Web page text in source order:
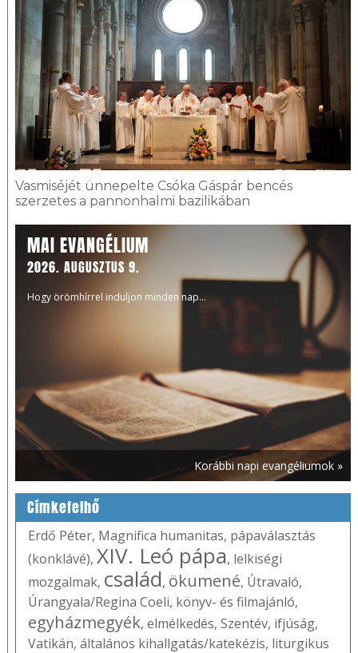
Vasmiséjét ünnepelte Csóka Gáspár bencés
szerzetes a pannonhalmi bazilikában
MAI EVANGÉLIUM
2026. AUGUSZTUS 9.
Hogy örömhírrel induljon minden nap...
Korábbi napi evangéliumok »
Címkefelhő
Erdő Péter, Magnifica humanitas, pápaválasztás
(konklávé), XIV. Leó pápa, lelkiségi
mozgalmak, család, ökumené, Útravaló,
Úrangyala/Regina Coeli, könyv- és filmajánló,
egyházmegyék, elmélkedés, Szentév, ifjúság,
Vatikán, általános kihallgatás/katekézis, liturgikus